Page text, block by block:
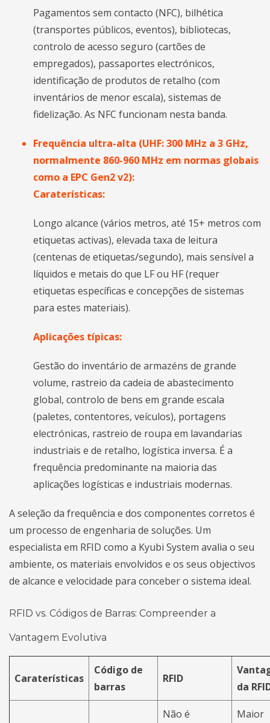
Pagamentos sem contacto (NFC), bilhética
(transportes públicos, eventos), bibliotecas,
controlo de acesso seguro (cartões de
empregados), passaportes electrónicos,
identificação de produtos de retalho (com
inventários de menor escala), sistemas de
fidelização. As NFC funcionam nesta banda.
Frequência ultra-alta (UHF: 300 MHz a 3 GHz,
normalmente 860-960 MHz em normas globais
como a EPC Gen2 v2):
Caraterísticas:
Longo alcance (vários metros, até 15+ metros com
etiquetas activas), elevada taxa de leitura
(centenas de etiquetas/segundo), mais sensível a
líquidos e metais do que LF ou HF (requer
etiquetas específicas e concepções de sistemas
para estes materiais).
Aplicações típicas:
Gestão do inventário de armazéns de grande
volume, rastreio da cadeia de abastecimento
global, controlo de bens em grande escala
(paletes, contentores, veículos), portagens
electrónicas, rastreio de roupa em lavandarias
industriais e de retalho, logística inversa. É a
frequência predominante na maioria das
aplicações logísticas e industriais modernas.
A seleção da frequência e dos componentes corretos é
um processo de engenharia de soluções. Um
especialista em RFID como a Kyubi System avalia o seu
ambiente, os materiais envolvidos e os seus objectivos
de alcance e velocidade para conceber o sistema ideal.
RFID vs. Códigos de Barras: Compreender a
Vantagem Evolutiva
Caraterísticas
Código de
barras
RFID
da
Não é
Maior